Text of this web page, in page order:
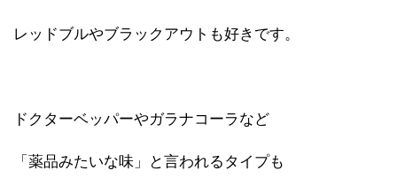
レッドブルやブラックアウトも好きです。
ドクターベッパーやガラナコーラなど
「薬品みたいな味」と言われるタイプも